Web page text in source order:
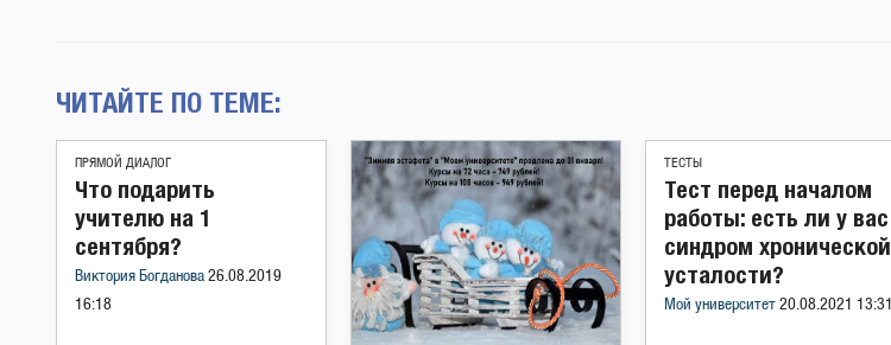
ЧИТАЙТЕ ПО ТЕМЕ:
ПРЯМОЙ ДИАЛОГ
Что подарить
учителю на 1
сентября?
Виктория Богданова 26.08.2019
16:18
ТЕСТЫ
Тест перед началом
работы: есть ли у вас
синдром хронической
усталости?
Мой университет 20.08.2021 13:31